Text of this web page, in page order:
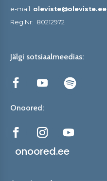
e-mail: oleviste@oleviste.ee
Reg.Nr: 80212972
Jälgi sotsiaalmeedias:
Onoored:
onoored.ee